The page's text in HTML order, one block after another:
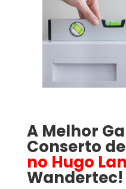
A Melhor
Conserto
no Hugo
Wandertec!